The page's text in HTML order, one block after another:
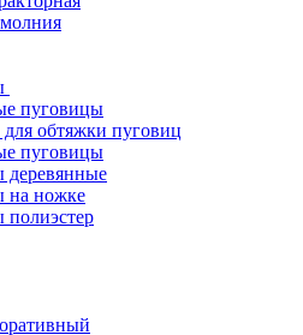
пуговицы
для обтяжки пуговиц
пуговицы
на ножке